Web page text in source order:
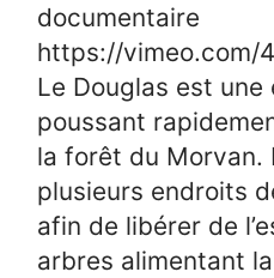
documentaire
https://vimeo.com/
Le Douglas est une
poussant
la forêt du Morvan.
plusieurs endroits
afin de libérer de
arbres alimentant